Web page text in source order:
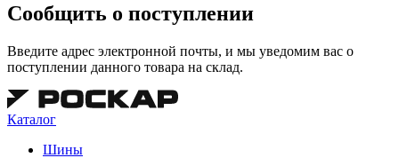
Сообщить о поступлении
Введите адрес электронной почты, и мы уведомим вас о
поступлении данного товара на склад.
Каталог
Шины